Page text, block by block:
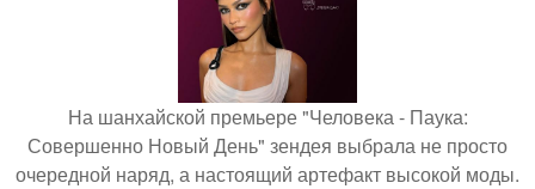
На шанхайской премьере "Человека - Паука:
Совершенно Новый День" зендея выбрала не просто
очередной наряд, а настоящий артефакт высокой моды.